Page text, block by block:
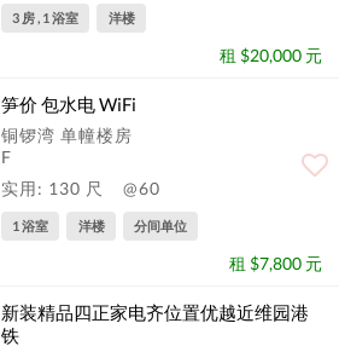
3 房 , 1 浴室 洋楼
租 $20,000 元
笋价 包水电 WiFi
铜锣湾 单幢楼房
F
实用: 130 尺
@60
1 浴室 洋楼 分间单位
租 $7,800 元
新装精品四正家电齐位置优越近维园港
铁